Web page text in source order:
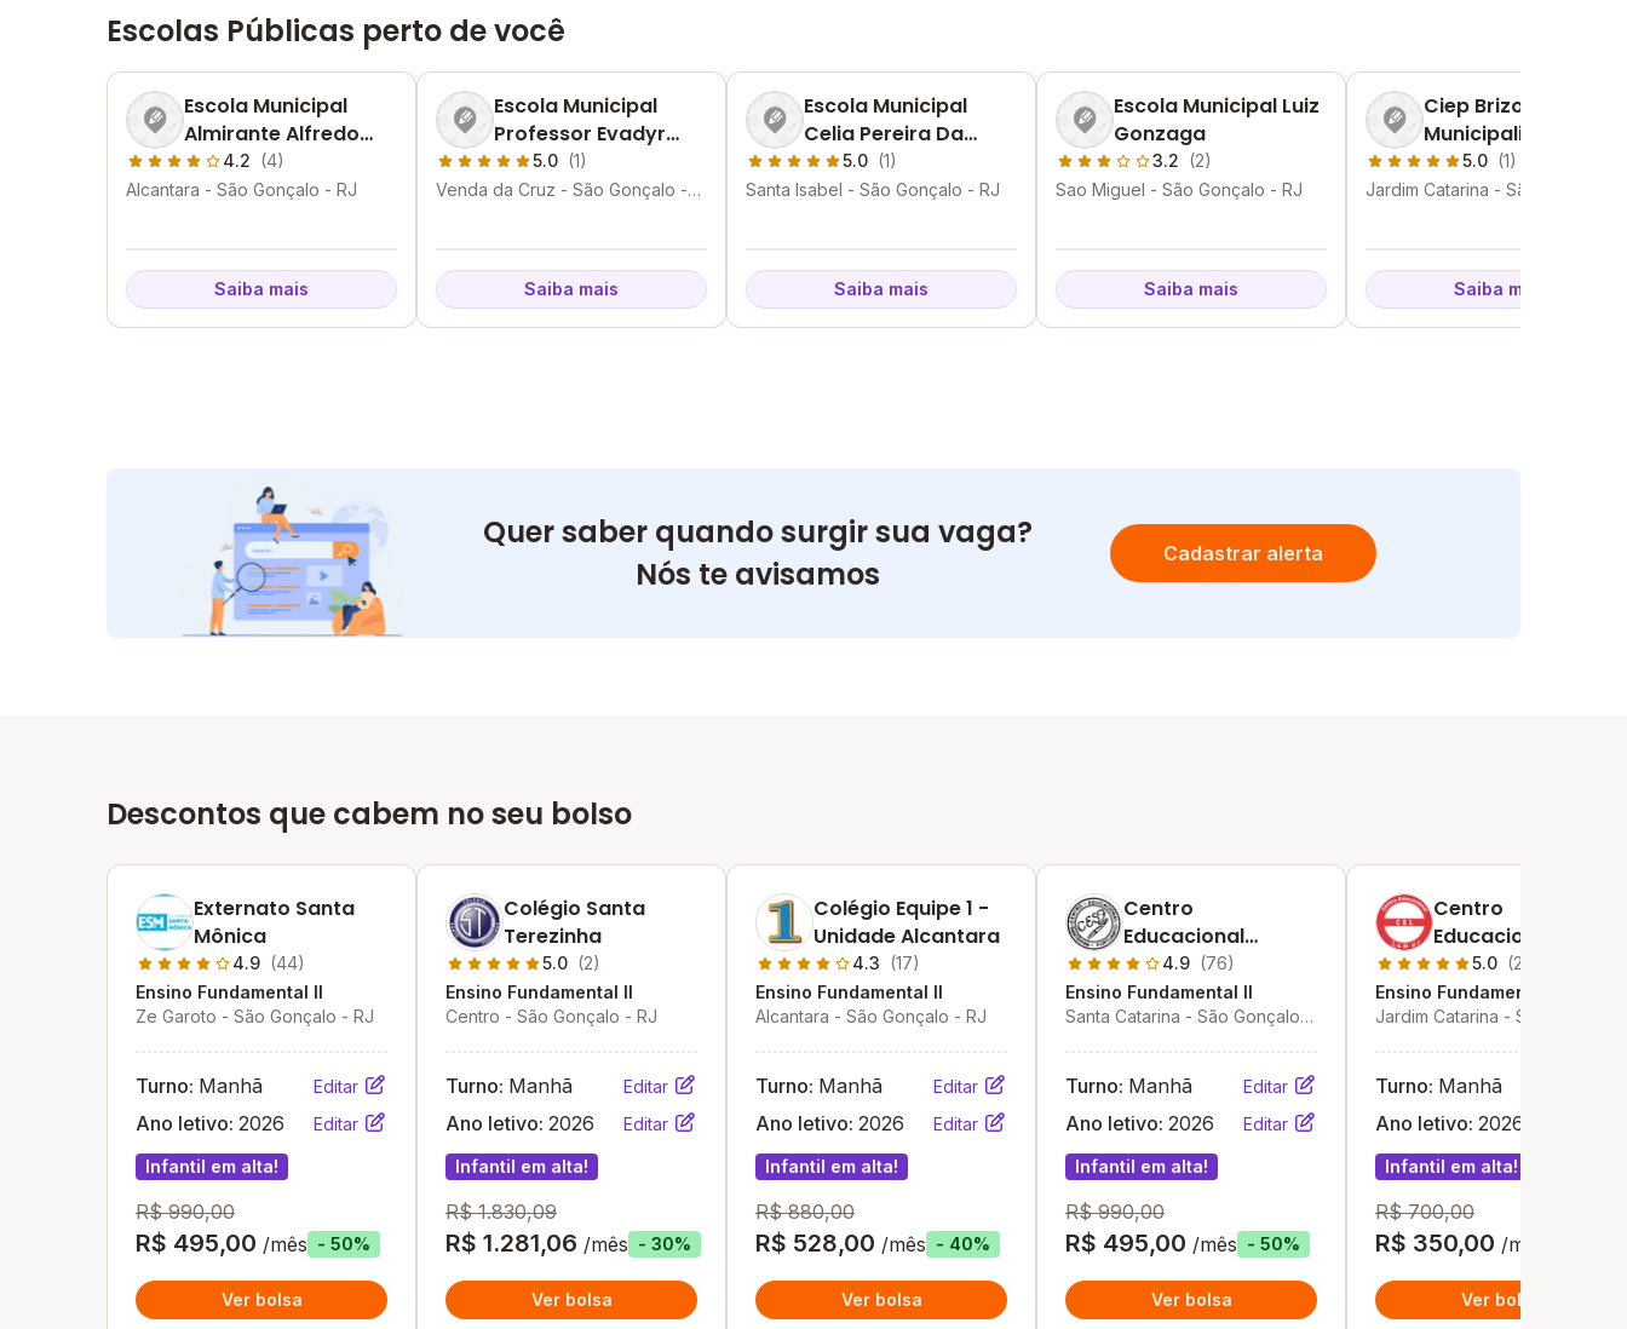
Escolas Públicas perto de você
Escola Municipal
Almirante Alfredo
Carlos Soares Dutra
4.2 (4)
Alcantara - São Gonçalo - RJ
Saiba mais
Escola Municipal
Professor Evadyr
Molina
5.0 (1)
Venda da Cruz - São Gonçalo -
Saiba mais
Escola Municipal
Celia Pereira Da
Rosa5.0 (1)
Santa Isabel - São Gonçalo - RJ
Saiba mais
Escola Municipal Luiz
Gonzaga
3.2 (2)
Sao Miguel - São Gonçalo - RJ
Saiba mais
Ciep Brizolao 051
Municipalizado
Garibaldi
5.0 (1)
Jardim Catarina - São Gonçalo -
Saiba mais
Quer saber quando surgir sua vaga?
Nós te avisamos
Cadastrar alerta
Descontos que cabem no seu bolso
Externato Santa
Mônica
4.9 (44)
Ensino Fundamental II
Ze Garoto - São Gonçalo - RJ
Turno: Manhã Editar
Ano letivo: 2026 Editar
Infantil em alta!
R$ 990,00
R$ 495,00 /mês - 50%
Ver bolsa
Colégio Santa
Terezinha
5.0 (2)
Ensino Fundamental II
Centro - São Gonçalo - RJ
Turno: Manhã Editar
Ano letivo: 2026 Editar
Infantil em alta!
R$ 1.830,09
R$ 1.281,06 /mês - 30%
Ver bolsa
Colégio Equipe 1 -
Unidade Alcantara
4.3 (17)
Ensino Fundamental II
Alcantara - São Gonçalo - RJ
Turno: Manhã Editar
Ano letivo: 2026 Editar
Infantil em alta!
R$ 880,00
R$ 528,00 /mês - 40%
Ver bolsa
Centro
Educacional
Santana Fortunato
4.9 (76)
Ensino Fundamental II
Santa Catarina - São Gonçalo -
Turno: Manhã Editar
Ano letivo: 2026 Editar
Infantil em alta!
R$ 990,00
R$ 495,00 /mês - 50%
Ver bolsa
Centro
Educacional Lumar
5.0 (2)
Ensino Fundamental II
Jardim Catarina - São Gonçalo
Turno: Manhã
Ano letivo: 2026
Infantil em alta!
R$ 700,00
R$ 350,00 /mês
Ver bolsa